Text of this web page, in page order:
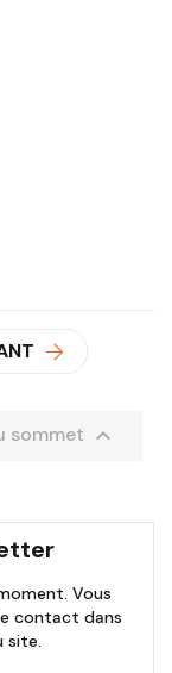
sommet 
Vous
contact dans
site.